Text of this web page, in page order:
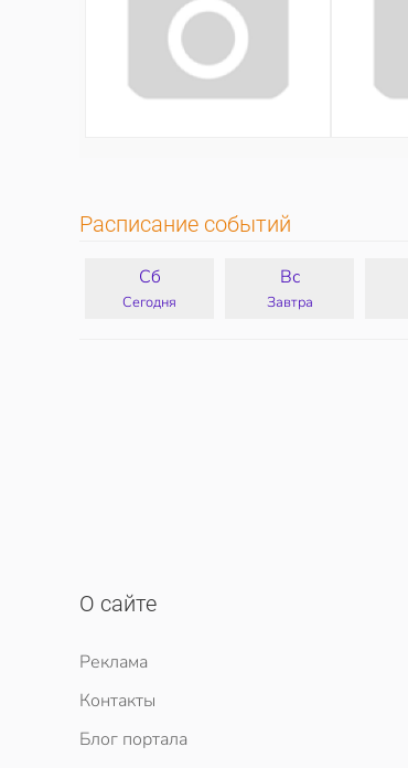
Расписание событий
Сб
Сегодня
Вс
Завтра
О сайте
Реклама
Контакты
Блог портала